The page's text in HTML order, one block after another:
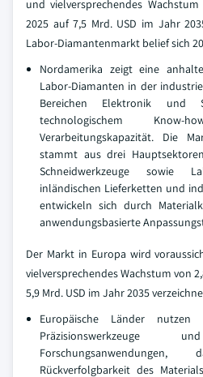
und vielversprechendes
2025 auf 7,5 Mrd. USD im Jahr
Labor-Diamantenmarkt belief sich
Nordamerika zeigt eine
Labor-Diamanten in der
Bereichen Elektronik und
technologischem
Verarbeitungskapazität. Die
stammt aus drei
Schneidwerkzeuge sowie
inländischen Lieferketten und
entwickeln sich durch
anwendungsbasierte
Der Markt in Europa wird
vielversprechendes Wachstum von
5,9 Mrd. USD im Jahr 2035
Europäische Länder nutzen
Rückverfolgbarkeit des